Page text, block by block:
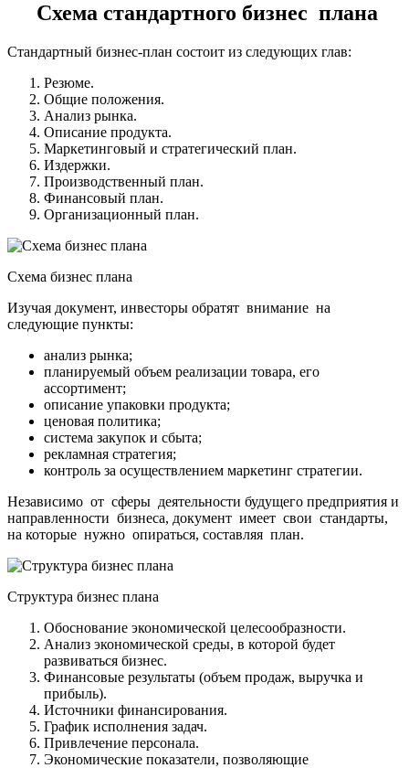
Схема стандартного бизнес плана
Стандартный бизнес-план состоит из следующих глав:
Резюме.
Общие положения.
Анализ рынка.
Описание продукта.
Маркетинговый и стратегический план.
Издержки.
Производственный план.
Финансовый план.
Организационный план.
Схема бизнес плана
Изучая документ, инвесторы обратят внимание на
следующие пункты:
анализ рынка;
планируемый объем реализации товара, его
ассортимент;
описание упаковки продукта;
ценовая политика;
система закупок и сбыта;
рекламная стратегия;
контроль за осуществлением маркетинг стратегии.
Независимо от сферы деятельности будущего предприятия и
направленности бизнеса, документ имеет свои стандарты,
на которые нужно опираться, составляя план.
Структура бизнес плана
Обоснование экономической целесообразности.
Анализ экономической среды, в которой будет
развиваться бизнес.
Финансовые результаты (объем продаж, выручка и
прибыль).
Источники финансирования.
График исполнения задач.
Привлечение персонала.
Экономические показатели, позволяющие